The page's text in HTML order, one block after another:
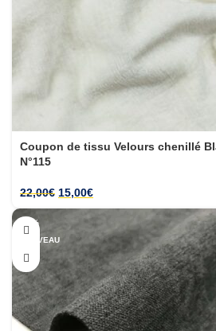
Coupon de tissu Velours chenillé
N°115
22,00€ 15,00€
-31%
NOUVEAU